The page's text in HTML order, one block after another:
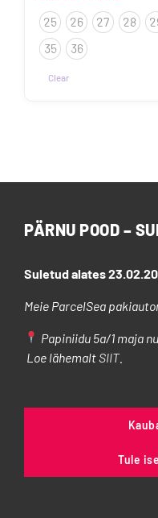
35.92€
kuni
25 26 27 28
35
36
Clear
teha
PÄRNU POOD –
Suletud alates
Meie ParcelSea
Papiniidu 5a/1 maja
Loe lähemaltSIIT.
Tule